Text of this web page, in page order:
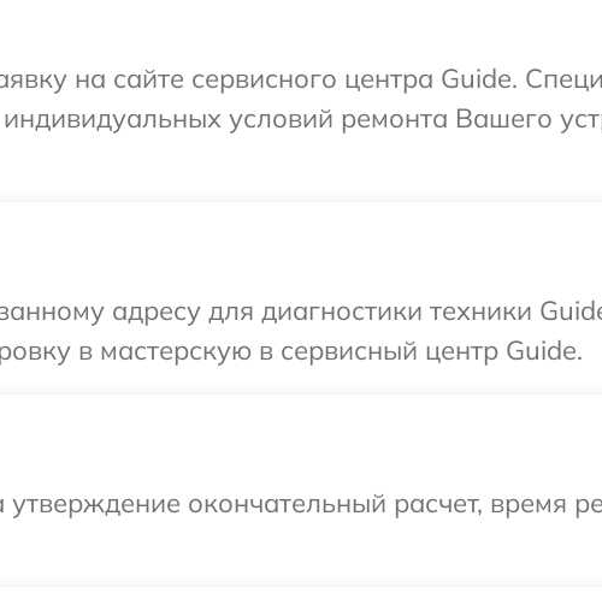
на сайте сервисного центра Guide.
условий ремонта Вашего
адресу для диагностики техники
в мастерскую в сервисный центр Guide.
окончательный расчет, время